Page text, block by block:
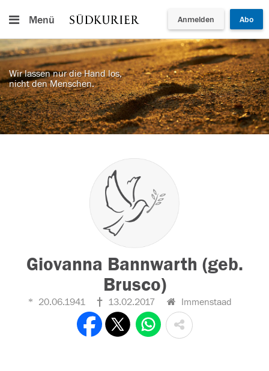
Menü Anmelden Abo
Wir lassen nur die Hand los,
nicht den Menschen.
Giovanna Bannwarth (geb.
Brusco)
20.06.1941 13.02.2017 Immenstaad